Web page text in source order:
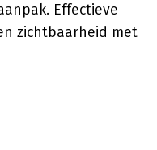
Effectieve
zichtbaarheid met